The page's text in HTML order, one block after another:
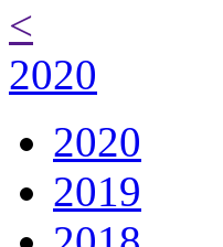
<
2020
2020
2019